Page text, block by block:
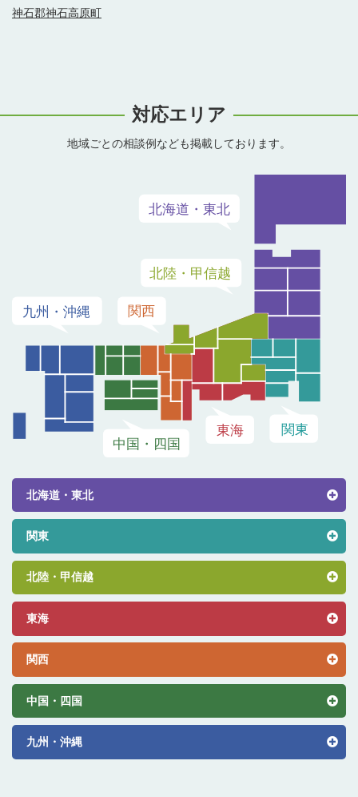
神石郡神石高原町
対応エリア
地域ごとの相談例なども掲載しております。
北海道・東北
関東
北陸・甲信越
東海
関西
中国・四国
九州・沖縄